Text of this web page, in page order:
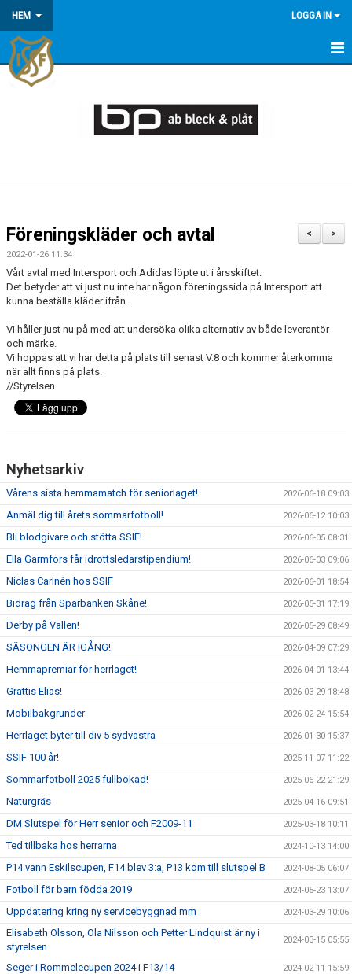
HEM LOGGA IN
HEM
ÅRSÖVERSIKT
>
<
Föreningskläder och avtal
2022-01-26 11:34
Vårt avtal med Intersport och Adidas löpte ut i årsskiftet.
Det betyder att vi just nu inte har någon föreningssida på Intersport att
kunna beställa kläder ifrån.
Vi håller just nu på med att undersöka olika alternativ av både leverantör
och märke.
Vi hoppas att vi har detta på plats till senast V.8 och kommer återkomma
när allt finns på plats.
//Styrelsen
Nyhetsarkiv
Vårens sista hemmamatch för seniorlaget! 2026-06-18 09:03
Anmäl dig till årets sommarfotboll! 2026-06-12 10:03
Bli blodgivare och stötta SSIF! 2026-06-05 08:31
Ella Garmfors får idrottsledarstipendium! 2026-06-03 09:06
Niclas Carlnén hos SSIF 2026-06-01 18:54
Bidrag från Sparbanken Skåne! 2026-05-31 17:19
Derby på Vallen! 2026-05-29 08:49
SÄSONGEN ÄR IGÅNG! 2026-04-09 07:29
Hemmapremiär för herrlaget! 2026-04-01 13:44
Grattis Elias! 2026-03-29 18:48
Mobilbakgrunder 2026-02-24 15:54
Herrlaget byter till div 5 sydvästra 2026-01-30 15:37
SSIF 100 år! 2025-11-07 11:22
Sommarfotboll 2025 fullbokad! 2025-06-22 21:29
Naturgräs 2025-04-16 09:51
DM Slutspel för Herr senior och F2009-11 2025-03-18 10:11
Ted tillbaka hos herrarna 2024-10-13 14:00
P14 vann Eskilscupen, F14 blev 3:a, P13 kom till slutspel B 2024-08-05 06:07
Fotboll för barn födda 2019 2024-05-23 13:07
Uppdatering kring ny servicebyggnad mm 2024-03-29 10:06
Elisabeth Olsson, Ola Nilsson och Petter Lindquist är ny i
styrelsen
2024-03-15 05:55
Seger i Rommelecupen 2024 i F13/14 2024-02-11 15:59